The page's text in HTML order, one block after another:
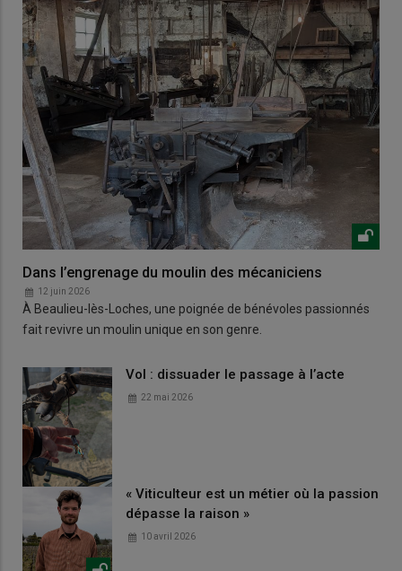
Dans l’engrenage du moulin des mécaniciens
12 juin 2026
À Beaulieu-lès-Loches, une poignée de bénévoles passionnés
fait revivre un moulin unique en son genre.
Vol : dissuader le passage à l’acte
22 mai 2026
« Viticulteur est un métier où la passion
dépasse la raison »
10 avril 2026